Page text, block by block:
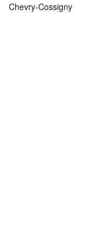
Chevry-Cossigny